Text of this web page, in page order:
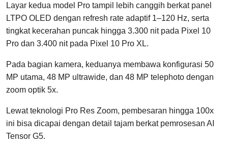
Layar kedua model Pro tampil lebih canggih berkat panel
LTPO OLED dengan refresh rate adaptif 1–120 Hz, serta
tingkat kecerahan puncak hingga 3.300 nit pada Pixel 10
Pro dan 3.400 nit pada Pixel 10 Pro XL.
Pada bagian kamera, keduanya membawa konfigurasi 50
MP utama, 48 MP ultrawide, dan 48 MP telephoto dengan
zoom optik 5x.
Lewat teknologi Pro Res Zoom, pembesaran hingga 100x
ini bisa dicapai dengan detail tajam berkat pemrosesan AI
Tensor G5.